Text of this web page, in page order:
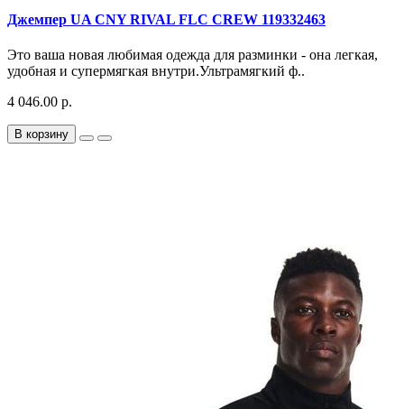
Джемпер UA CNY RIVAL FLC CREW 119332463
Это ваша новая любимая одежда для разминки - она легкая,
удобная и супермягкая внутри.Ультрамягкий ф..
4 046.00 р.
В корзину